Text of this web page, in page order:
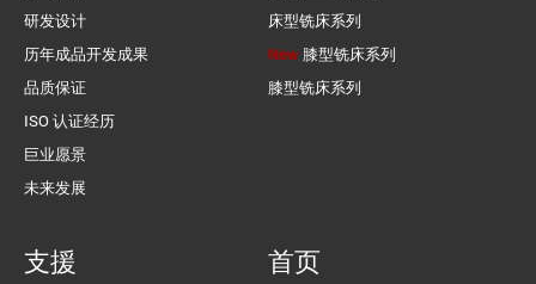
研发设计
历年成品开发成果
品质保证
ISO 认证经历
巨业愿景
未来发展
床型铣床系列
New 膝型铣床系列
膝型铣床系列
支援 首页